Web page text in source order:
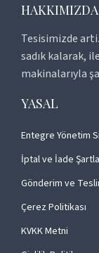
HAKKIMIZDA
Tesisimizde
sadık kalarak,
makinalarıyla
YASAL
Entegre Yönetim
İptal ve İade
Gönderim ve
Çerez Politikası
KVKK Metni